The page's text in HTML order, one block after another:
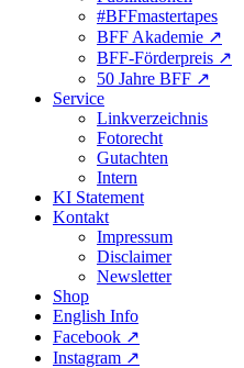
#BFFmastertapes
BFF Akademie ↗︎
BFF-Förderpreis ↗︎
50 Jahre BFF ↗︎
Service
Linkverzeichnis
Fotorecht
Gutachten
Intern
KI Statement
Kontakt
Impressum
Disclaimer
Newsletter
Shop
English Info
Facebook ↗︎
Instagram ↗︎